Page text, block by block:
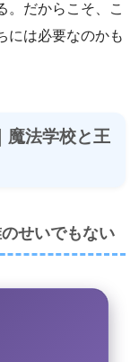
。だからこそ、こ
には必要なのかも
魔法学校と王
せいでもない